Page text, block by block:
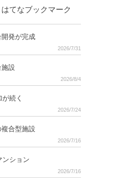
はてなブックマーク
発が完成
2026/7/31
設
2026/8/4
続く
2026/7/24
合型施設
2026/7/16
ンション
2026/7/16